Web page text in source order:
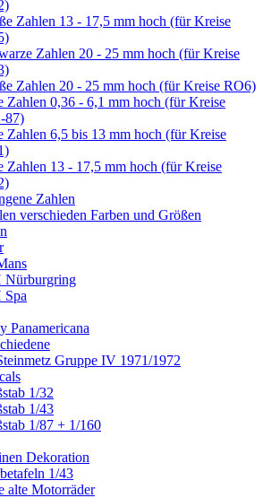
Zahlen 13 - 17,5 mm hoch (für Kreise
Zahlen 20 - 25 mm hoch (für Kreise
Zahlen 20 - 25 mm hoch (für Kreise RO6)
Zahlen 0,36 - 6,1 mm hoch (für Kreise
87)
Zahlen 6,5 bis 13 mm hoch (für Kreise
Zahlen 13 - 17,5 mm hoch (für Kreise
Zahlen
verschieden Farben und Größen
Nürburgring
Spa
Panamericana
Gruppe IV 1971/1972
1/32
1/43
1/87 + 1/160
Dekoration
1/43
alte Motorräder